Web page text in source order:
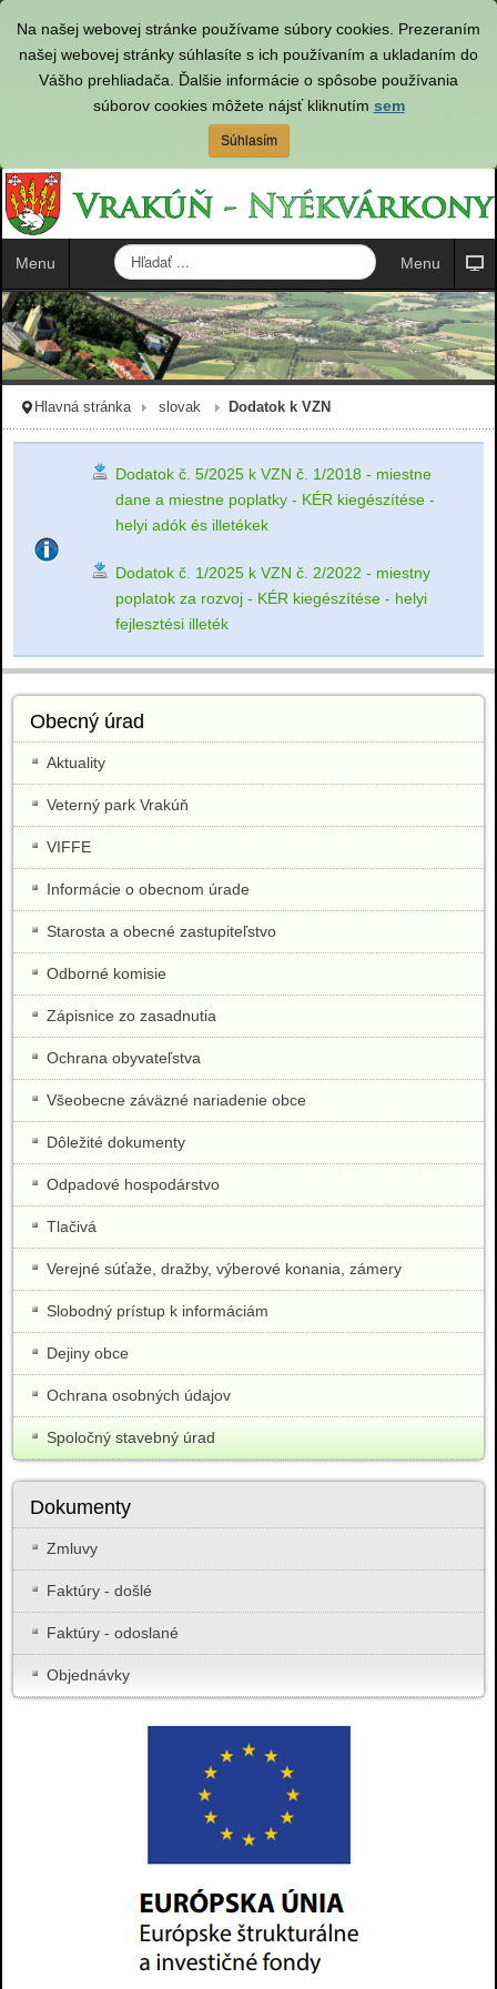
Na našej webovej stránke používame súbory cookies. Prezeraním
našej webovej stránky súhlasíte s ich používaním a ukladaním do
Vášho prehliadača. Ďalšie informácie o spôsobe používania
súborov cookies môžete nájsť kliknutím sem
Súhlasím
Menu
H
ľ
a
d
a
ť
.
.
.
Menu
Hlavná stránka slovak Dodatok k VZN
Dodatok č. 5/2025 k VZN č. 1/2018 - miestne
dane a miestne poplatky - KÉR kiegészítése -
helyi adók és illetékek
Dodatok č. 1/2025 k VZN č. 2/2022 - miestny
poplatok za rozvoj - KÉR kiegészítése - helyi
fejlesztési illeték
Obecný úrad
Aktuality
Veterný park Vrakúň
VIFFE
Informácie o obecnom úrade
Starosta a obecné zastupiteľstvo
Odborné komisie
Zápisnice zo zasadnutia
Ochrana obyvateľstva
Všeobecne záväzné nariadenie obce
Dôležité dokumenty
Odpadové hospodárstvo
Tlačivá
Verejné súťaže, dražby, výberové konania, zámery
Slobodný prístup k informáciám
Dejiny obce
Ochrana osobných údajov
Spoločný stavebný úrad
Dokumenty
Zmluvy
Faktúry - došlé
Faktúry - odoslané
Objednávky